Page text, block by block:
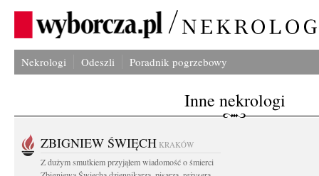
Nekrologi Odeszli Poradnik pogrzebowy
Inne nekrologi
ZBIGNIEW ŚWIĘCH KRAKÓW
Z dużym smutkiem przyjąłem wiadomość o śmierci